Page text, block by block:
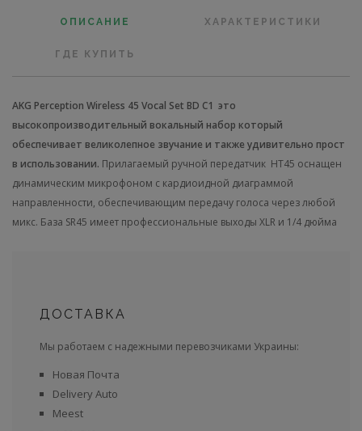
ОПИСАНИЕ ХАРАКТЕРИСТИКИ
ГДЕ КУПИТЬ
AKG Perception Wireless 45 Vocal Set BD C1 это
высокопроизводительный вокальный набор который
обеспечивает великолепное звучание и также удивительно прост
в использовании. Прилагаемый ручной передатчик HT45 оснащен
динамическим микрофоном с кардиоидной диаграммой
направленности, обеспечивающим передачу голоса через любой
микс. База SR45 имеет профессиональные выходы XLR и 1/4 дюйма
ДОСТАВКА
Мы работаем с надежными перевозчиками Украины:
Новая Почта
Delivery Auto
Meest